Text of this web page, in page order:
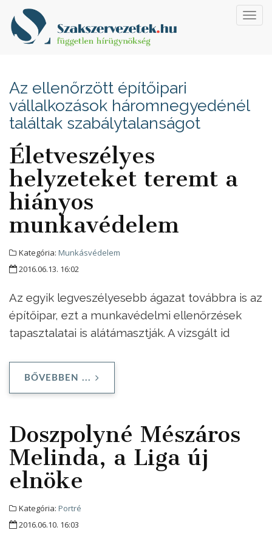
Az ellenőrzött építőipari
vállalkozások háromnegyedénél
találtak szabálytalanságot
Életveszélyes
helyzeteket teremt a
hiányos
munkavédelem
Kategória: Munkásvédelem
2016.06.13. 16:02
Az egyik legveszélyesebb ágazat továbbra is az
építőipar, ezt a munkavédelmi ellenőrzések
tapasztalatai is alátámasztják. A vizsgált id
BŐVEBBEN ...
Doszpolyné Mészáros
Melinda, a Liga új
elnöke
Kategória: Portré
2016.06.10. 16:03